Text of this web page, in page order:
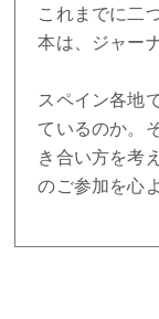
これまでに二
本は、ジャー
スペイン各地
ているのか。
き合い方を考
のご参加を心